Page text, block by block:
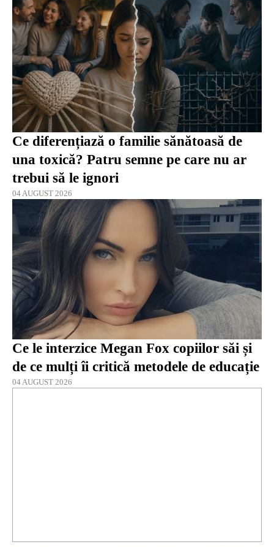
Ce diferențiază o familie sănătoasă de
una toxică? Patru semne pe care nu ar
trebui să le ignori
04 AUGUST 2026
Ce le interzice Megan Fox copiilor săi și
de ce mulți îi critică metodele de educație
04 AUGUST 2026